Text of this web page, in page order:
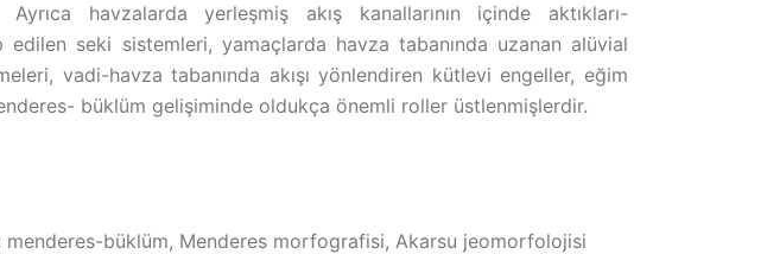
Ayrıca havzalarda yerleşmiş akış kanallarının içinde aktıkları-
seki sistemleri, yamaçlarda havza tabanında uzanan alüvial
vadi-havza tabanında akışı yönlendiren kütlevi engeller, eğim
büklüm gelişiminde oldukça önemli roller üstlenmişlerdir.
büklüm, Menderes morfografisi, Akarsu jeomorfolojisi